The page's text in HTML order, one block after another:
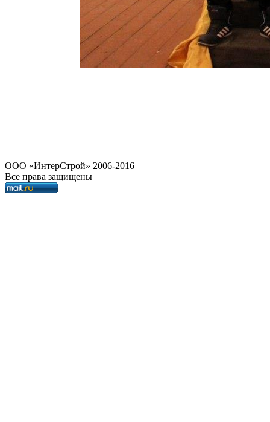
OOO «ИнтерСтрой» 2006-2016
Все права защищены